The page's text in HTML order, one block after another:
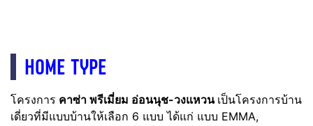
HOME TYPE
โครงการ คาซ่า พรีเมี่ยม อ่อนนุช-วงแหวน เป็นโครงการบ้าน
เดี่ยวที่มีแบบบ้านให้เลือก 6 แบบ ได้แก่ แบบ EMMA,